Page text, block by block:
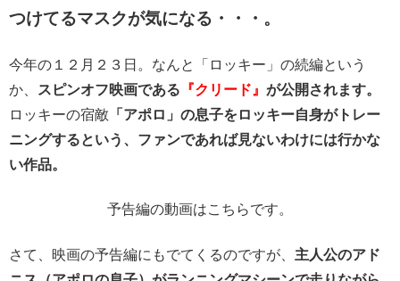
つけてるマスクが気になる・・・。
今年の１２月２３日。なんと「ロッキー」の続編という
か、
スピンオフ映画である 『クリード』 が公開されます。
ロッキーの宿敵 「アポロ」の息子をロッキー自身がトレー
ニングするという、ファンであれば見ないわけには行かな
い作品。
予告編の動画はこちらです。
さて、映画の予告編にもでてくるのですが、 主人公のアド